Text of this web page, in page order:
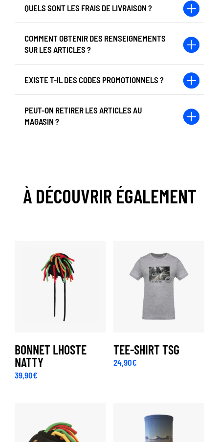
QUELS SONT LES FRAIS DE LIVRAISON ?
COMMENT OBTENIR DES RENSEIGNEMENTS
SUR LES ARTICLES ?
EXISTE T-IL DES CODES PROMOTIONNELS ?
PEUT-ON RETIRER LES ARTICLES AU
MAGASIN ?
À DÉCOUVRIR ÉGALEMENT
BONNET LHOSTE
NATTY
39,90€
TEE-SHIRT TSG
24,90€